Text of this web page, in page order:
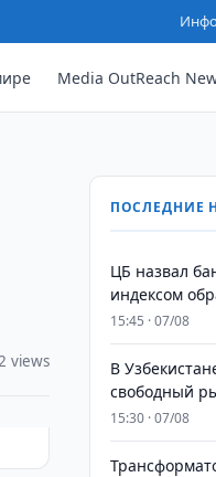
Media OutReach
views
ПОСЛЕДНИЕ
ЦБ назвал
индексом
15:45 · 07/08
В
свободный
15:30 · 07/08